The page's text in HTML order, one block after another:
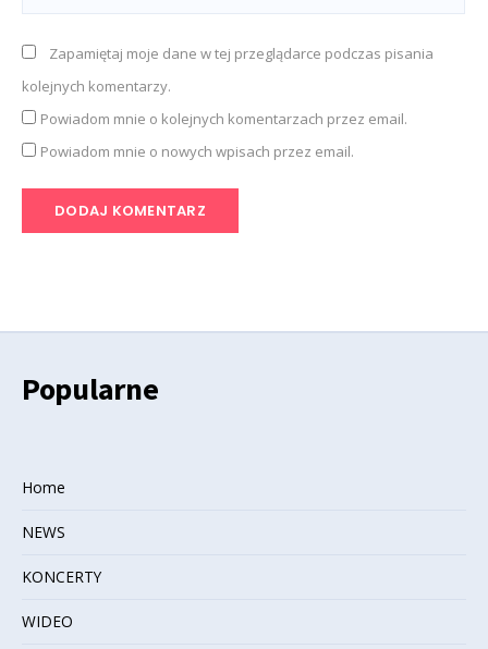
Zapamiętaj moje dane w tej przeglądarce podczas pisania
kolejnych komentarzy.
Powiadom mnie o kolejnych komentarzach przez email.
Powiadom mnie o nowych wpisach przez email.
Popularne
Home
NEWS
KONCERTY
WIDEO